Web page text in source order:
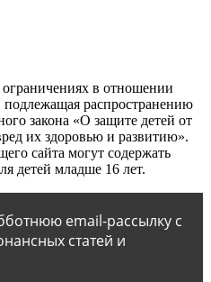
в отношении
распространению
закона «О защите детей от
их здоровью и развитию».
сайта могут содержать
детей младше 16 лет.
email-рассылку с
статей и